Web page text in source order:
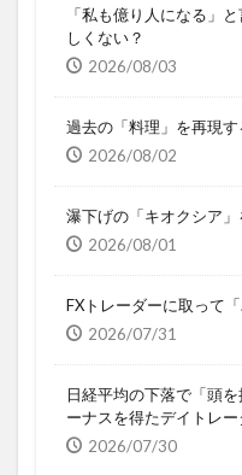
「私も億り人になる」
しくない？
2026/08/03
過去の「料理」を再現
2026/08/02
瀑下げの「キオクシア
2026/08/01
FXトレーダーに取って
2026/07/31
日経平均の下落で「頭
ーナスを得たデイトレ
2026/07/30